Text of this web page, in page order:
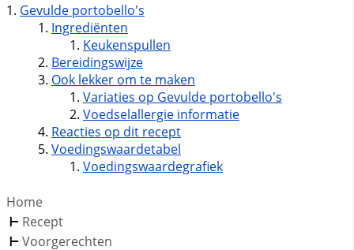
Gevulde portobello's
Ingrediënten
Keukenspullen
Bereidingswijze
Ook lekker om te maken
Variaties op Gevulde portobello's
Voedselallergie informatie
Reacties op dit recept
Voedingswaardetabel
Voedingswaardegrafiek
Home
Recept
Voorgerechten